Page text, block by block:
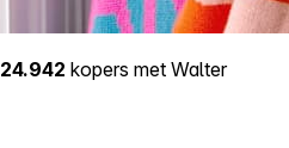
24.942 kopers met Walter